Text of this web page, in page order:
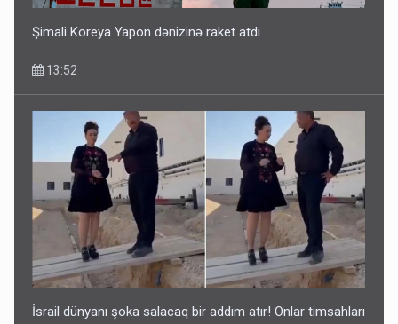
Şimali Koreya Yapon dənizinə raket atdı
13:52
İsrail dünyanı şoka salacaq bir addım atır! Onlar timsahları